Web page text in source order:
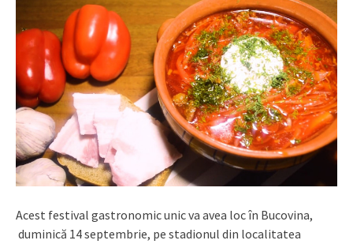
Acest festival gastronomic unic va avea loc în Bucovina,
duminică 14 septembrie, pe stadionul din localitatea